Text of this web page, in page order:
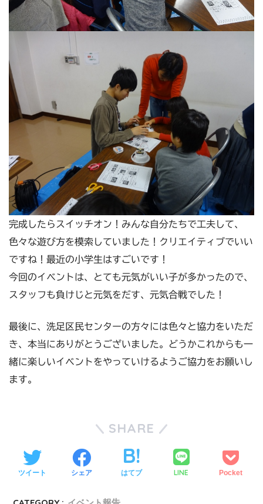
完成したらスイッチオン！みんな自分たちで工夫して、
色々な遊び方を模索していました！クリエイティブでいい
ですね！最近の小学生はすごいです！
今回のイベントは、とても元気がいい子が多かったので、
スタッフも負けじと元気をだす、元気合戦でした！
最後に、洗足区民センターの方々には色々と協力をいただ
き、本当にありがとうございました。どうかこれからも一
緒に楽しいイベントをやっていけるようご協力をお願いし
ます。
SHARE
ツイート シェア はてブ LINE Pocket